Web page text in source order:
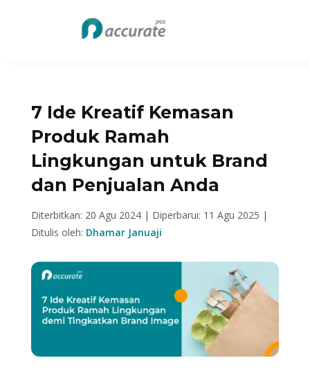
7 Ide Kreatif Kemasan
Produk Ramah
Lingkungan untuk Brand
dan Penjualan Anda
Diterbitkan: 20 Agu 2024 | Diperbarui: 11 Agu 2025 |
Ditulis oleh: Dhamar Januaji